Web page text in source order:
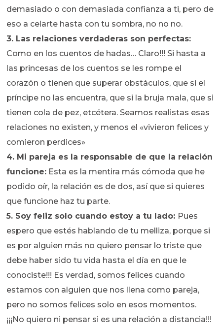
demasiado o con demasiada confianza a ti, pero de
eso a celarte hasta con tu sombra, no no no.
3. Las relaciones verdaderas son perfectas:
Como en los cuentos de hadas… Claro!!! Si hasta a
las princesas de los cuentos se les rompe el
corazón o tienen que superar obstáculos, que si el
príncipe no las encuentra, que si la bruja mala, que si
tienen cola de pez, etcétera. Seamos realistas esas
relaciones no existen, y menos el «vivieron felices y
comieron perdices»
4. Mi pareja es la responsable de que la relación
funcione: Esta es la mentira más cómoda que he
podido oír, la relación es de dos, así que si quieres
que funcione haz tu parte.
5. Soy feliz solo cuando estoy a tu lado: Pues
espero que estés hablando de tu melliza, porque si
es por alguien más no quiero pensar lo triste que
debe haber sido tu vida hasta el día en que le
conociste!!! Es verdad, somos felices cuando
estamos con alguien que nos llena como pareja,
pero no somos felices solo en esos momentos.
¡¡¡No quiero ni pensar si es una relación a distancia!!!